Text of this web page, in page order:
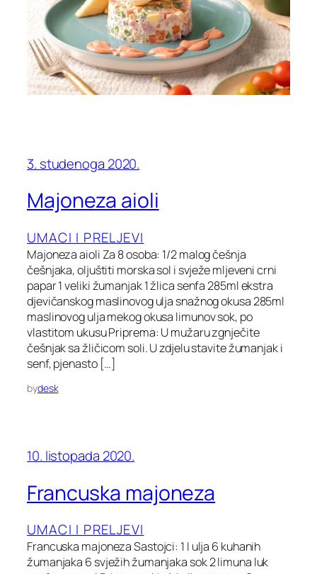
3. studenoga 2020.
Majoneza aioli
UMACI I PRELJEVI
Majoneza aioli Za 8 osoba: 1/2 malog češnja
češnjaka, oljuštiti morska sol i svježe mljeveni crni
papar 1 veliki žumanjak 1 žlica senfa 285ml ekstra
djevičanskog maslinovog ulja snažnog okusa 285ml
maslinovog ulja mekog okusa limunov sok, po
vlastitom ukusu Priprema: U mužaru zgnječite
češnjak sa žličicom soli. U zdjelu stavite žumanjak i
senf, pjenasto […]
bydesk
10. listopada 2020.
Francuska majoneza
UMACI I PRELJEVI
Francuska majoneza Sastojci: 1 l ulja 6 kuhanih
žumanjaka 6 svježih žumanjaka sok 2 limuna luk